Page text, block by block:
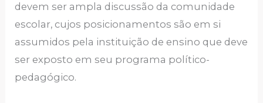
devem ser ampla discussão da comunidade
escolar, cujos posicionamentos são em si
assumidos pela instituição de ensino que deve
ser exposto em seu programa político-
pedagógico.